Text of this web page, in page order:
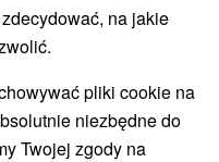
na jakie
pliki cookie na
niezbędne do
Twojej zgody na